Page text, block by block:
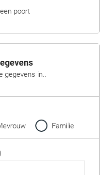
poort
gegevens in..
Familie